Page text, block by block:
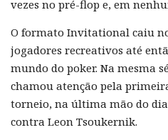
vezes no pré-flop e, em
O formato Invitational caiu
jogadores recreativos até
mundo do poker. Na mesma
chamou atenção pela
torneio, na última mão do
contra Leon Tsoukernik.